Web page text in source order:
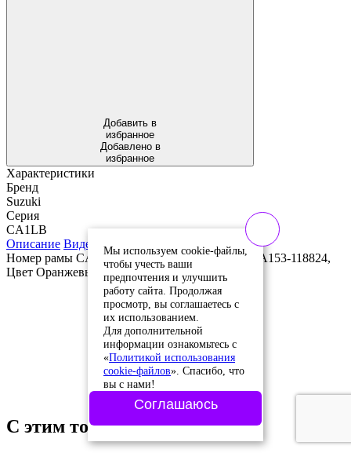
Добавить в
избранное
Добавлено в
избранное
Характеристики
Бренд
Suzuki
Серия
CA1LB
Описание Видео
Номер рамы CA1LB-118814, Номер двигателя A153-118824,
Цвет Оранжевый
С этим товаром искали:
Мы используем cookie-файлы,
чтобы учесть ваши
предпочтения и улучшить
работу сайта. Продолжая
просмотр, вы соглашаетесь с
их использованием.
Для дополнительной
информации ознакомьтесь с
«Политикой использования
cookie-файлов». Спасибо, что
вы с нами!
Соглашаюсь